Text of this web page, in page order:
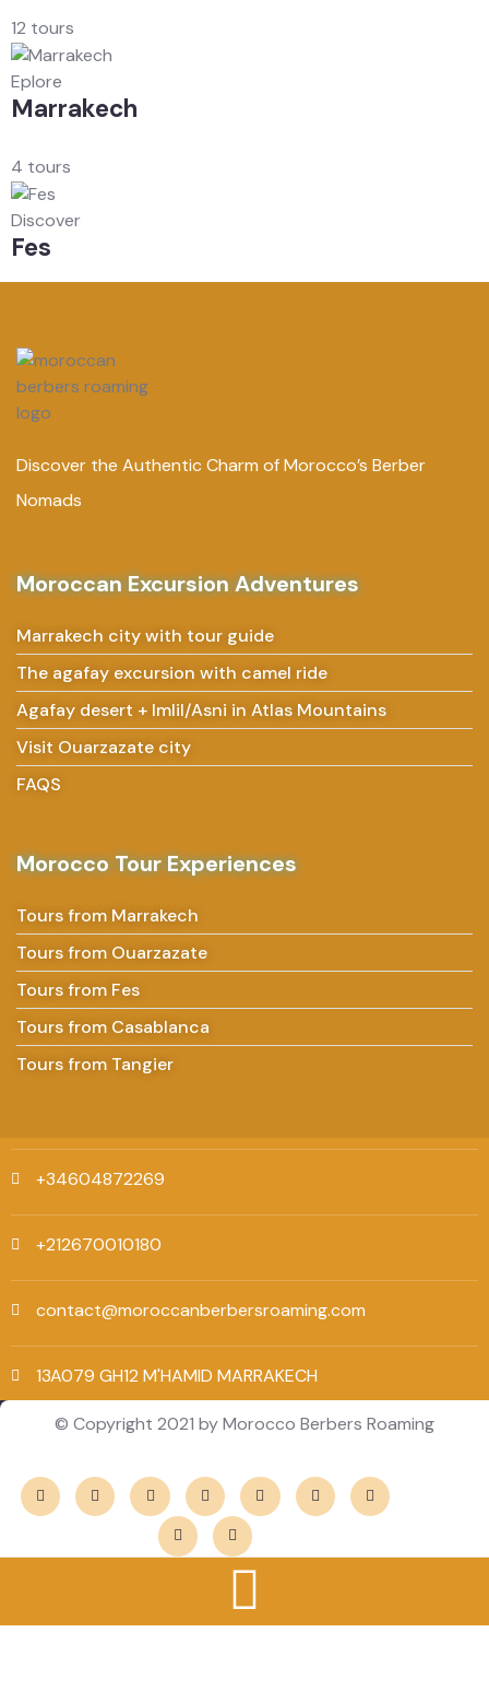
12 tours
Eplore
Marrakech
4 tours
Discover
Fes
Discover the Authentic Charm of Morocco’s Berber
Nomads
Moroccan Excursion Adventures
Marrakech city with tour guide
The agafay excursion with camel ride
Agafay desert + Imlil/Asni in Atlas Mountains
Visit Ouarzazate city
FAQS
Morocco Tour Experiences
Tours from Marrakech
Tours from Ouarzazate
Tours from Fes
Tours from Casablanca
Tours from Tangier
+34604872269
+212670010180
contact@moroccanberbersroaming.com
13A079 GH12 M'HAMID MARRAKECH
© Copyright 2021 by Morocco Berbers Roaming